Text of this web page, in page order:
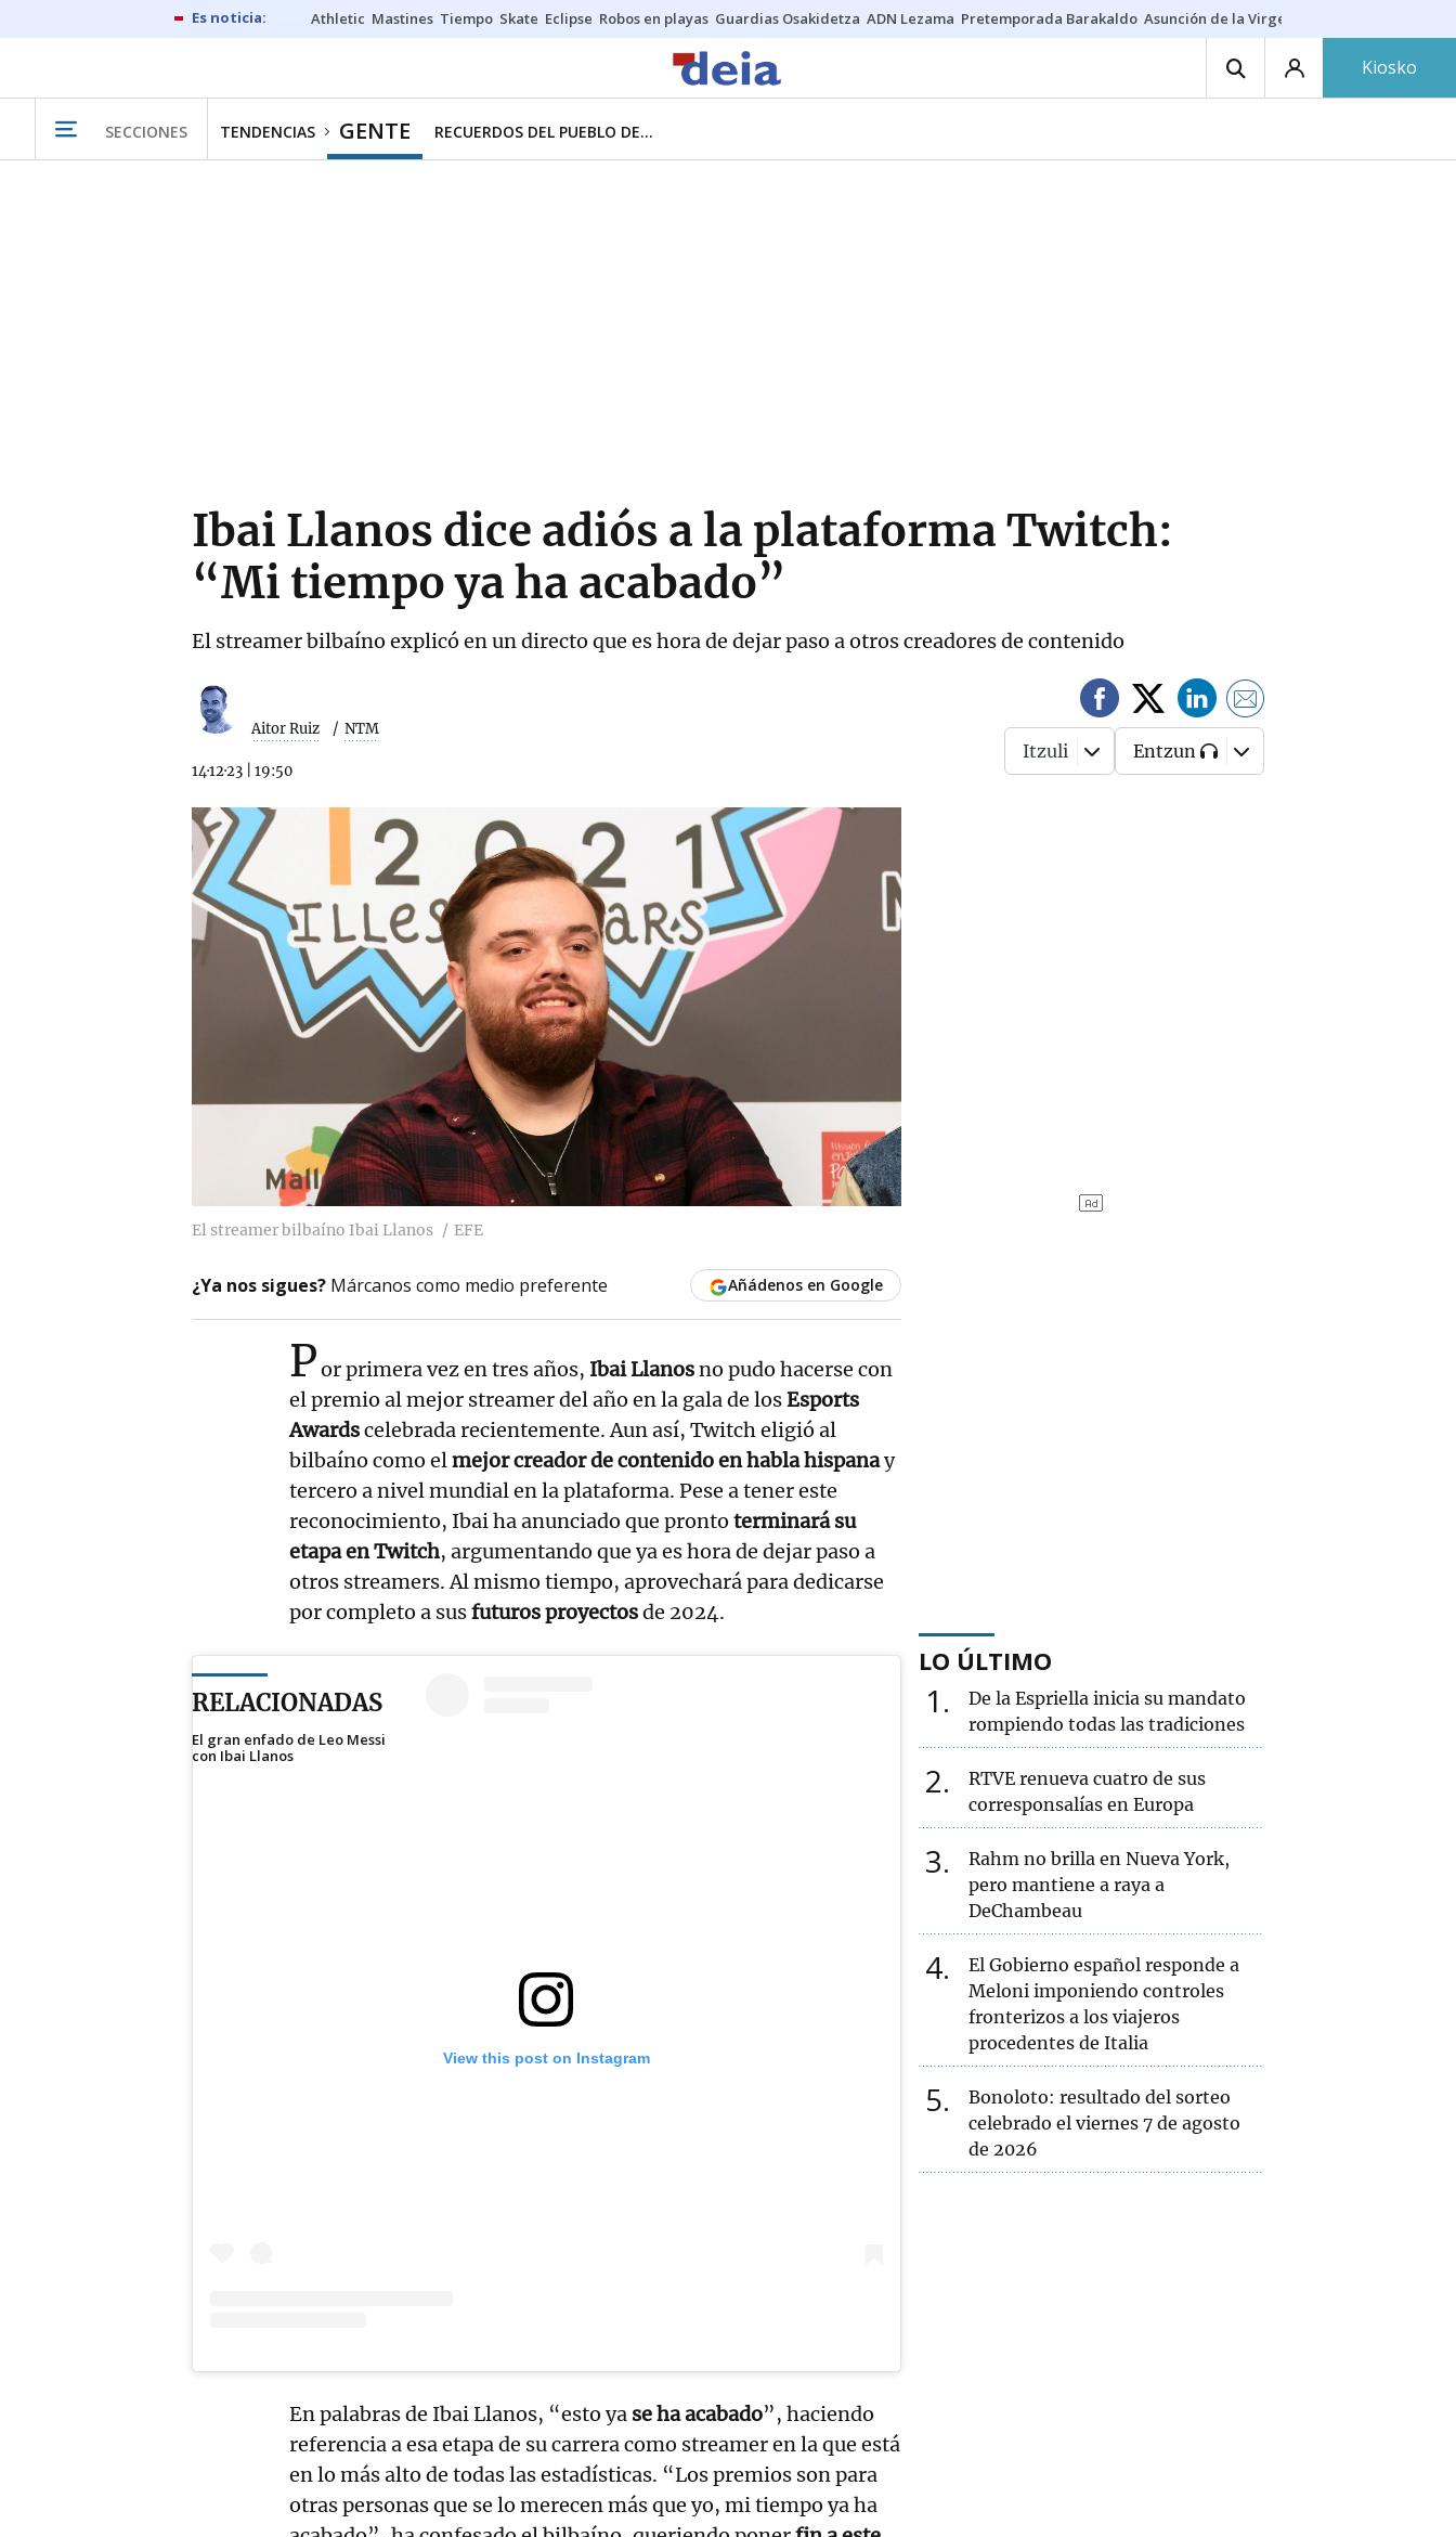
Athletic Mastines Tiempo Skate Eclipse Robos en playas Guardias Osakidetza ADN Lezama Pretemporada Barakaldo Asunción de la Virgen
Kiosko
SECCIONES TENDENCIAS GENTE RECUERDOS DEL PUEBLO DE...
Ibai Llanos dice adiós a la plataforma Twitch:
“Mi tiempo ya ha acabado”
El streamer bilbaíno explicó en un directo que es hora de dejar paso a otros creadores de contenido
Aitor Ruiz NTM
14·12·23 19:50
Itzuli Entzun
El streamer bilbaíno Ibai Llanos EFE
¿Ya nos sigues? Márcanos como medio preferente Añádenos en Google
Por primera vez en tres años, Ibai Llanosno pudo hacerse con
el premio al mejor streamer del año en la gala de losEsports
Awardscelebrada recientemente. Aun así, Twitch eligió al
bilbaíno como elmejor creador de contenido en habla hispanay
tercero a nivel mundial en la plataforma. Pese a tener este
reconocimiento, Ibai ha anunciado que pronto terminará su
etapa en Twitch, argumentando que ya es hora de dejar paso a
otros streamers. Al mismo tiempo, aprovechará para dedicarse
por completo a susfuturos proyectosde 2024.
RELACIONADAS
El gran enfado de Leo Messi
con Ibai Llanos
View this post on Instagram
En palabras de Ibai Llanos, “esto ya se ha acabado”, haciendo
referencia a esa etapa de su carrera como streamer en la que está
en lo más alto de todas las estadísticas. “Los premios son para
otras personas que se lo merecen más que yo, mi tiempo ya ha
LO ÚLTIMO
1
De la Espriella inicia su mandato
rompiendo todas las tradiciones
2
RTVE renueva cuatro de sus
corresponsalías en Europa
3
Rahm no brilla en Nueva York,
pero mantiene a raya a
DeChambeau
4
El Gobierno español responde a
Meloni imponiendo controles
fronterizos a los viajeros
procedentes de Italia
5
Bonoloto: resultado del sorteo
celebrado el viernes 7 de agosto
de 2026